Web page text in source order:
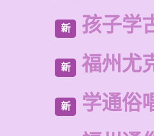
新 孩子学
新 福州尤
新 学通俗